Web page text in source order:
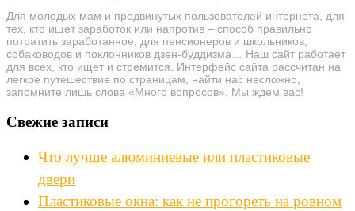
Для молодых мам и продвинутых пользователей интернета, для
тех, кто ищет заработок или напротив – способ правильно
потратить заработанное, для пенсионеров и школьников,
собаководов и поклонников дзен-буддизма… Наш сайт работает
для всех, кто ищет и стремится. Интерфейс сайта рассчитан на
легкое путешествие по страницам, найти нас несложно,
запомните лишь слова «Много вопросов». Мы ждем вас!
Свежие записи
Что лучше алюминиевые или пластиковые
двери
Пластиковые окна: как не прогореть на ровном